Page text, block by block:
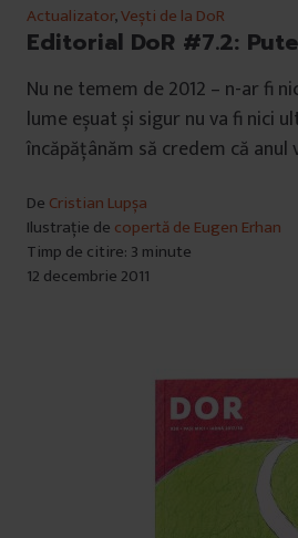
Actualizator,Vești de la DoR
Editorial DoR #7.2:
Nu ne temem de 2012 – n-ar fi
lume eșuat și sigur nu va fi nici
încăpățânăm să credem că
De Cristian Lupșa
Ilustrație de copertă de Eugen Erhan
Timp de citire: 3 minute
12 decembrie 2011